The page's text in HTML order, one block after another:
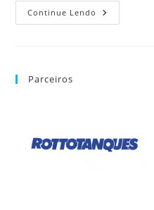
Continue Lendo
Parceiros